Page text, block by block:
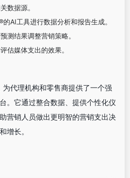
数据源。
AI工具进行数据分析和报告生成。
测结果调整营销策略。
估媒体支出的效果。
为代理机构和零售商提供了一个强
。它通过整合数据、提供个性化仪
营销人员做出更明智的营销支出决
增长。